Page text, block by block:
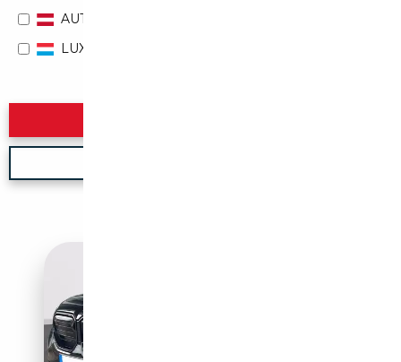
AUTRICHE
LUXEMBOURG